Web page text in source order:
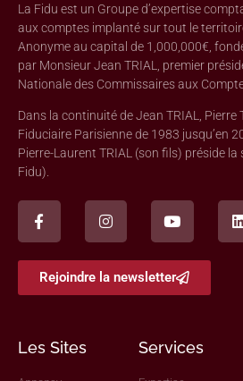
La Fidu est un Groupe d’expertise
aux comptes implanté sur tout le
Anonyme au capital de 1,000,000€,
par Monsieur Jean TRIAL, premier
Nationale des Commissaires aux
Dans la continuité de Jean TRIAL, Pierre
Fiduciaire Parisienne de 1983 jusqu’en
Pierre-Laurent TRIAL (son fils) préside la
Fidu).
Rejoindre la newsletter
Les Sites Services